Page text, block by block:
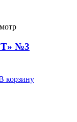
№3
корзину